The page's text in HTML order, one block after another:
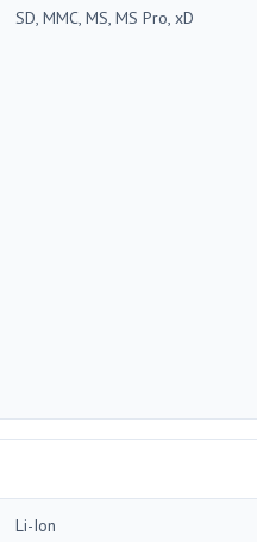
SD, MMC, MS, MS Pro, xD
Li-Ion